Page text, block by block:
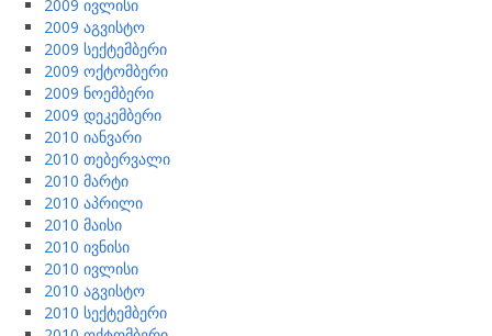
2009 ივლისი
2009 აგვისტო
2009 სექტემბერი
2009 ოქტომბერი
2009 ნოემბერი
2009 დეკემბერი
2010 იანვარი
2010 თებერვალი
2010 მარტი
2010 აპრილი
2010 მაისი
2010 ივნისი
2010 ივლისი
2010 აგვისტო
2010 სექტემბერი